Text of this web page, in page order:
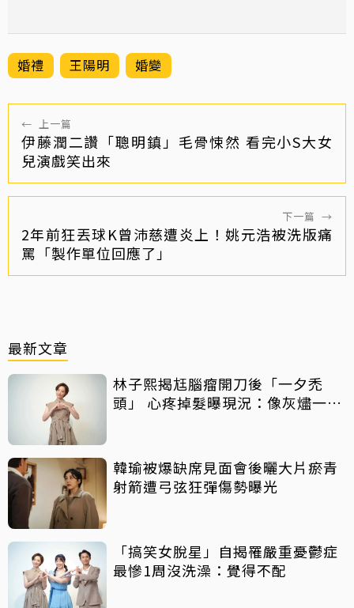
婚禮 王陽明 婚變
← 上一篇
伊藤潤二讚「聰明鎮」毛骨悚然 看完小S大女
兒演戲笑出來
下一篇 →
2年前狂丟球K曾沛慈遭炎上！姚元浩被洗版痛
罵「製作單位回應了」
最新文章
林子熙揭尪腦瘤開刀後「一夕禿
頭」 心疼掉髮曝現況：像灰燼一直
韓瑜被爆缺席見面會後曬大片瘀青
射箭遭弓弦狂彈傷勢曝光
「搞笑女脫星」自揭罹嚴重憂鬱症
最慘1周沒洗澡：覺得不配